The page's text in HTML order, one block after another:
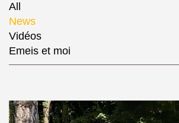
All
News
Vidéos
Emeis et moi